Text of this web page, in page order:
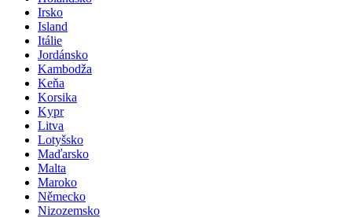
Irsko
Island
Itálie
Jordánsko
Kambodža
Keňa
Korsika
Kypr
Litva
Lotyšsko
Maďarsko
Malta
Maroko
Německo
Nizozemsko